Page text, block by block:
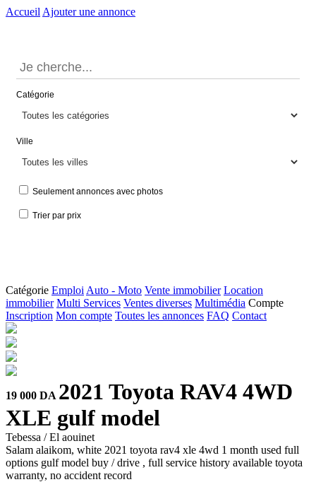
Accueil Ajouter une annonce
Catégorie
Ville
Seulement annonces avec photos
Trier par prix
Catégorie Emploi Auto - Moto Vente immobilier Location
immobilier Multi Services Ventes diverses Multimédia Compte
Inscription Mon compte Toutes les annonces FAQ Contact
19 000 DA 2021 Toyota RAV4 4WD
XLE gulf model
Tebessa / El aouinet
Salam alaikom, white 2021 toyota rav4 xle 4wd 1 month used full
options gulf model buy / drive , full service history available toyota
warranty, no accident record